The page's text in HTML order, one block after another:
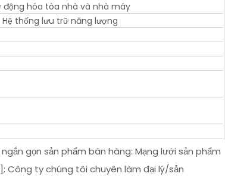
động hóa tòa nhà và nhà máy
Hệ thống lưu trữ năng lượng
gọn sản phẩm bán hàng: Mạng lưới sản phẩm
Công ty chúng tôi chuyên làm đại lý/sản